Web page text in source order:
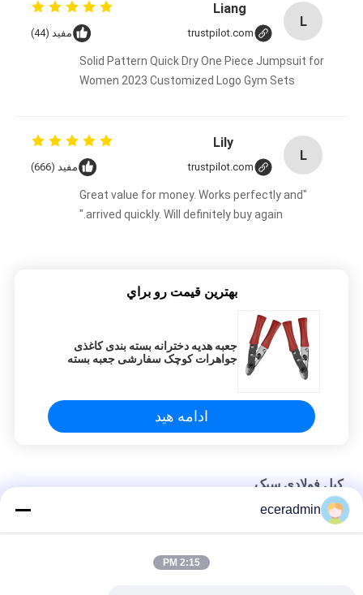
L
Liang
trustpilot.com مفید (44)
Solid Pattern Quick Dry One Piece Jumpsuit for
Women 2023 Customized Logo Gym Sets
L
Lily
trustpilot.com مفید (666)
"Great value for money. Works perfectly and
arrived quickly. Will definitely buy again."
بهترين قيمت رو براي
جعبه هدیه دخترانه بسته بندی کاغذی
جواهرات کوچک سفارشی جعبه بسته
ادامه هید
کيل فولادي سبک
جعبه هدیه دخترانه بسته بندی کاغذی جواهرات کوچک سفارشی جعبه
eceradmin
2:15 PM